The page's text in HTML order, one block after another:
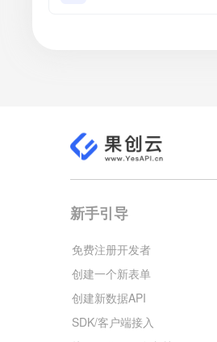
新手引导
免费注册开发者
创建一个新表单
创建新数据API
SDK/客户端接入